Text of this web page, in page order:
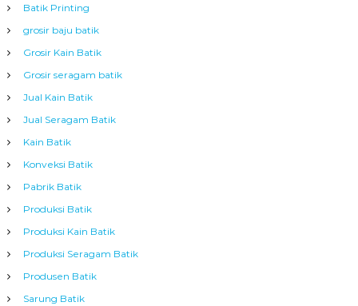
Batik Printing
grosir baju batik
Grosir Kain Batik
Grosir seragam batik
Jual Kain Batik
Jual Seragam Batik
Kain Batik
Konveksi Batik
Pabrik Batik
Produksi Batik
Produksi Kain Batik
Produksi Seragam Batik
Produsen Batik
Sarung Batik